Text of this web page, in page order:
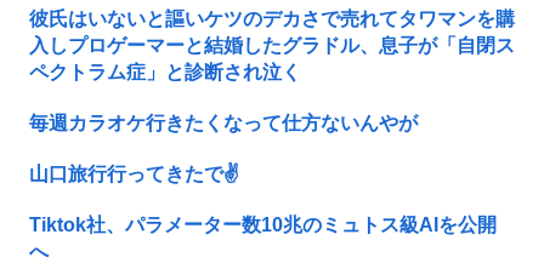
彼氏はいないと謳いケツのデカさで売れてタワマンを購
入しプロゲーマーと結婚したグラドル、息子が「自閉ス
ペクトラム症」と診断され泣く
毎週カラオケ行きたくなって仕方ないんやが
山口旅行行ってきたで✌️
Tiktok社、パラメーター数10兆のミュトス級AIを公開
へ